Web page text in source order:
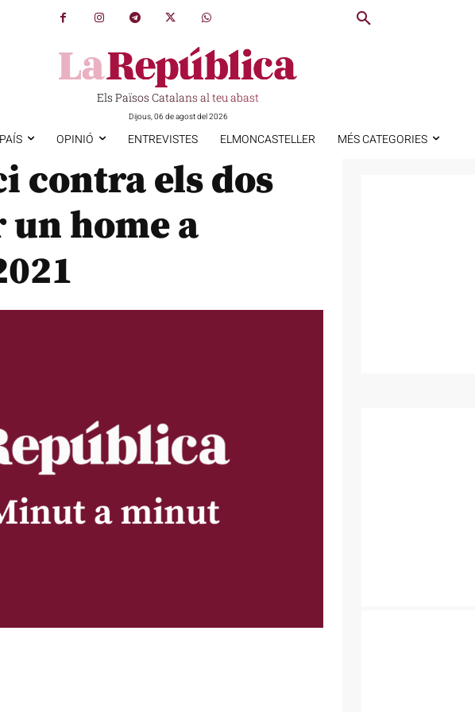
Els Països Catalans al teu abast
Dijous, 06 de agost del 2026
OPINIÓ ENTREVISTES ELMONCASTELLER MÉS CATEGORIES
contra els dos
un home a